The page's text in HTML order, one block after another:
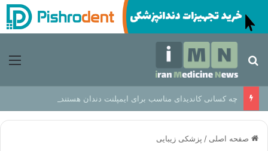
جستجو برای
چه کسانی کاندیدای مناسب برای ایمپلنت دندان هستند؟
صفحه اصلی / پزشکی زیبایی